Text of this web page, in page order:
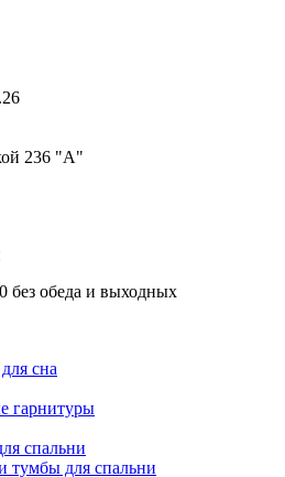
236 "А"
без обеда и выходных
сна
гарнитуры
спальни
тумбы для спальни